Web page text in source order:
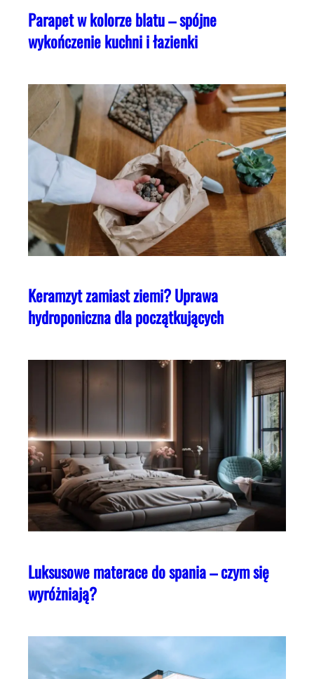
Parapet w kolorze blatu – spójne
wykończenie kuchni i łazienki
Keramzyt zamiast ziemi? Uprawa
hydroponiczna dla początkujących
Luksusowe materace do spania – czym się
wyróżniają?